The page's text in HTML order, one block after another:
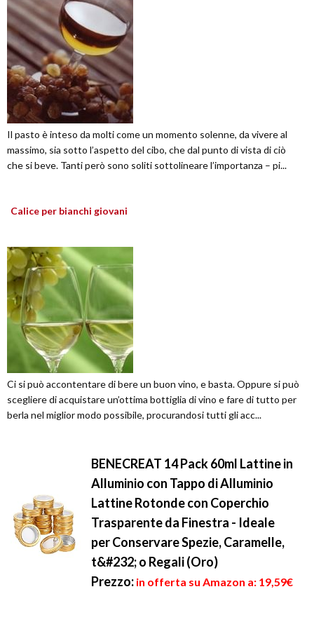
Il pasto è inteso da molti come un momento solenne, da vivere al
massimo, sia sotto l’aspetto del cibo, che dal punto di vista di ciò
che si beve. Tanti però sono soliti sottolineare l’importanza – pi...
Calice per bianchi giovani
Ci si può accontentare di bere un buon vino, e basta. Oppure si può
scegliere di acquistare un’ottima bottiglia di vino e fare di tutto per
berla nel miglior modo possibile, procurandosi tutti gli acc...
BENECREAT 14 Pack 60ml Lattine in
Alluminio con Tappo di Alluminio
Lattine Rotonde con Coperchio
Trasparente da Finestra - Ideale
per Conservare Spezie, Caramelle,
t&#232; o Regali (Oro)
Prezzo: in offerta su Amazon a: 19,59€